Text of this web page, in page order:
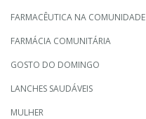
FARMACÊUTICA NA COMUNIDADE
FARMÁCIA COMUNITÁRIA
GOSTO DO DOMINGO
LANCHES SAUDÁVEIS
MULHER